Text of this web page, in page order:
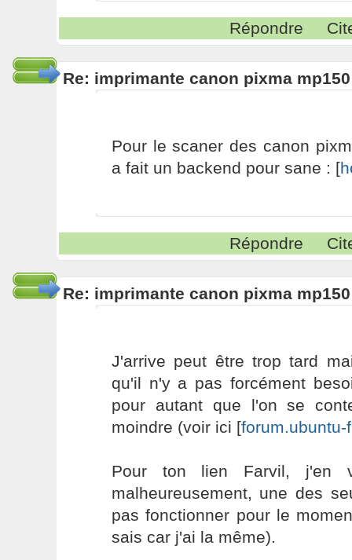
Répondre
Re: imprimante canon pixma mp150
Pour le scaner des canon
a fait un backend pour sane : [
Répondre
Re: imprimante canon pixma mp150
J'arrive peut être trop tard
qu'il n'y a pas forcément
pour autant que l'on se
moindre (voir ici [forum.ubuntu-
Pour ton lien Farvil, j'en
malheureusement, une des
pas fonctionner pour le
sais car j'ai la même).